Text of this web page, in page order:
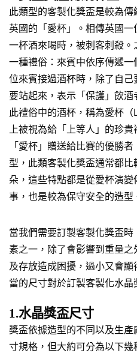
此類型的客製化獎盃是較為
英國的「愛杯」。相傳英國
一杯酒來喝時，被刺客刺殺
一種禮俗：來賓中依序傳遞
位來賓接過酒杯時，除了自
要站起來，表示「保護」飲酒
此禮俗中的酒杯，稱為愛杯
上被視為給「上等人」的珍
「愛杯」贈送給比賽的優勝
型，此類客製化獎盃通常都
朵，這些特點都是從愛杯演
事，也是較為保守安全的造型
當我們需要訂製客製化獎盃
素之一，除了會影響到重量
及存放造成困擾，過小又會
當的尺寸對於訂製客製化水晶
1.水晶獎盃尺寸
獎盃依據造型的不同以及生
寸規格，但大約可分為以下